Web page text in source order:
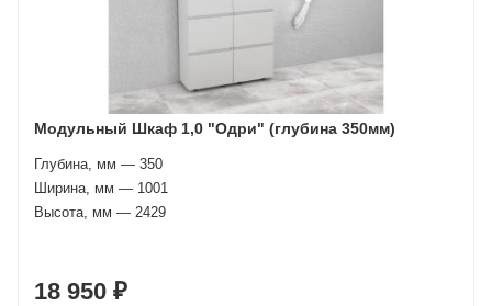
Модульный Шкаф 1,0 "Одри" (глубина 350мм)
Глубина, мм — 350
Ширина, мм — 1001
Высота, мм — 2429
18 950 ₽